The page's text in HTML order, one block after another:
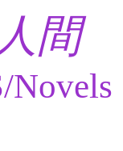
間
Novels